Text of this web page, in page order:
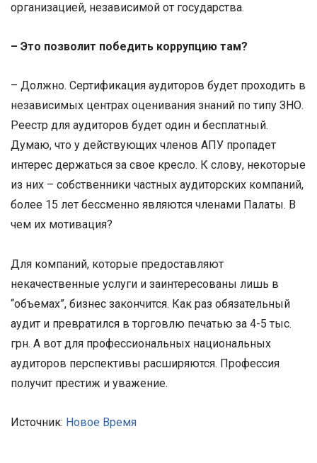
организацией, независимой от государства.
– Это позволит победить коррупцию там?
– Должно. Сертификация аудиторов будет проходить в
независимых центрах оценивания знаний по типу ЗНО.
Реестр для аудиторов будет один и бесплатный.
Думаю, что у действующих членов АПУ пропадет
интерес держаться за свое кресло. К слову, некоторые
из них – собственники частных аудиторских компаний,
более 15 лет бессменно являются членами Палаты. В
чем их мотивация?
Для компаний, которые предоставляют
некачественные услуги и заинтересованы лишь в
“объемах”, бизнес закончится. Как раз обязательный
аудит и превратился в торговлю печатью за 4-5 тыс.
грн. А вот для профессиональных национальных
аудиторов перспективы расширяются. Профессия
получит престиж и уважение.
Источник: Новое Время